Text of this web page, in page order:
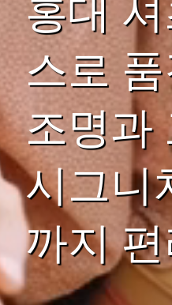
홍대
스로
조명과
시그니
까지